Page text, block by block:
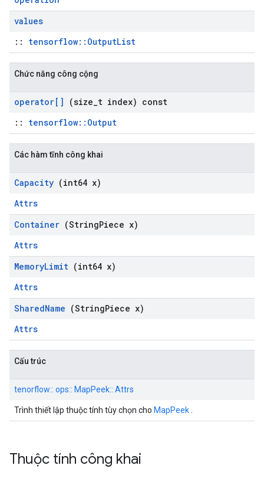
values
:: tensorflow::OutputList
Chức năng công cộng
operator[] (size t index) const
:: tensorflow::Output
Các hàm tĩnh công khai
Capacity (int64 x)
Attrs
Container (StringPiece x)
Attrs
MemoryLimit (int64 x)
Attrs
SharedName (StringPiece x)
Attrs
Cấu trúc
tenorflow:: ops:: MapPeek:: Attrs
Trình thiết lập thuộc tính tùy chọn cho MapPeek
Thuộc tính công khai